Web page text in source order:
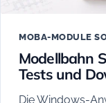
MOBA-MODULE
Modellbahn
Tests und
Die Windows-